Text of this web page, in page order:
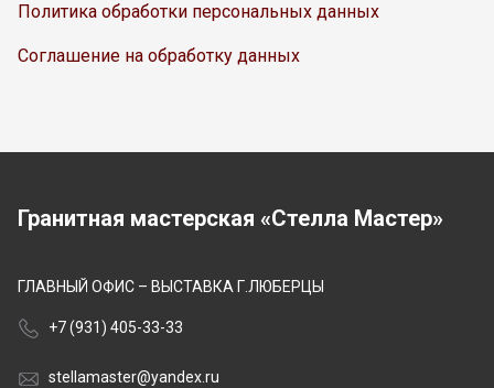
Политика обработки персональных данных
Соглашение на обработку данных
Гранитная мастерская «Стелла Мастер»
ГЛАВНЫЙ ОФИС – ВЫСТАВКА Г.ЛЮБЕРЦЫ
+7 (931) 405-33-33
stellamaster@yandex.ru